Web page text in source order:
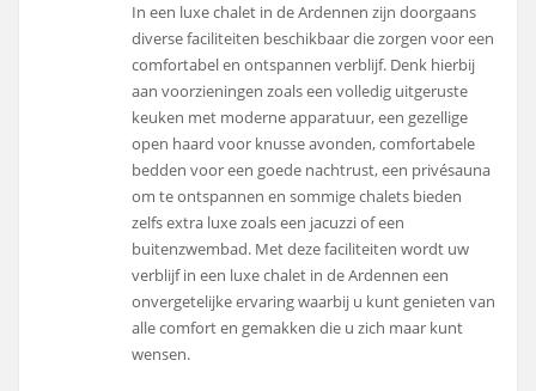
In een luxe chalet in de Ardennen zijn doorgaans
diverse faciliteiten beschikbaar die zorgen voor een
comfortabel en ontspannen verblijf. Denk hierbij
aan voorzieningen zoals een volledig uitgeruste
keuken met moderne apparatuur, een gezellige
open haard voor knusse avonden, comfortabele
bedden voor een goede nachtrust, een privésauna
om te ontspannen en sommige chalets bieden
zelfs extra luxe zoals een jacuzzi of een
buitenzwembad. Met deze faciliteiten wordt uw
verblijf in een luxe chalet in de Ardennen een
onvergetelijke ervaring waarbij u kunt genieten van
alle comfort en gemakken die u zich maar kunt
wensen.